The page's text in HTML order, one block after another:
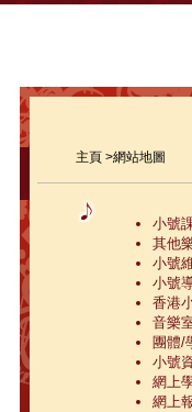
主頁 >網站地圖
小號
其他
小號
小號
香港
音樂
團體/
小號
網上
網上